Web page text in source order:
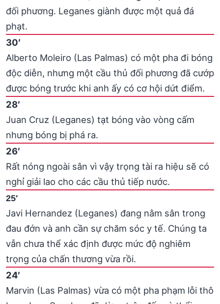
đối phương. Leganes giành được một quả đá
phạt.
30′
Alberto Moleiro (Las Palmas) có một pha đi bóng
độc diễn, nhưng một cầu thủ đối phương đã cướp
được bóng trước khi anh ấy có cơ hội dứt điểm.
28′
Juan Cruz (Leganes) tạt bóng vào vòng cấm
nhưng bóng bị phá ra.
26′
Rất nóng ngoài sân vì vậy trọng tài ra hiệu sẽ có
nghỉ giải lao cho các cầu thủ tiếp nước.
25′
Javi Hernandez (Leganes) đang nằm sân trong
đau đớn và anh cần sự chăm sóc y tế. Chúng ta
vẫn chưa thể xác định được mức độ nghiêm
trọng của chấn thương vừa rồi.
24′
Marvin (Las Palmas) vừa có một pha phạm lỗi thô